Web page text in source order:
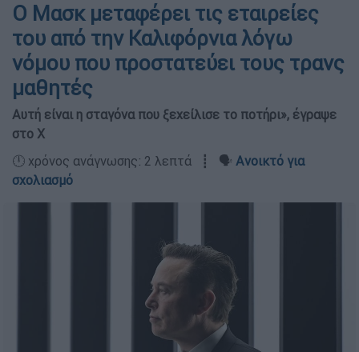
Ο Μασκ μεταφέρει τις εταιρείες
του από την Καλιφόρνια λόγω
νόμου που προστατεύει τους τρανς
μαθητές
Αυτή είναι η σταγόνα που ξεχείλισε το ποτήρι», έγραψε
στο X
🕛 χρόνος ανάγνωσης: 2 λεπτά ┋ 🗣️ Ανοικτό για
σχολιασμό